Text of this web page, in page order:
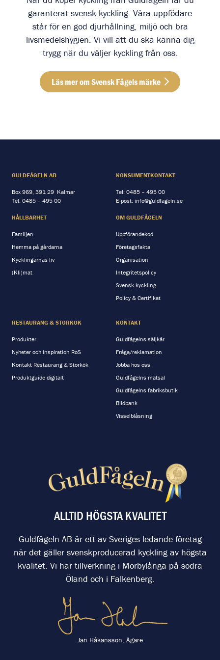
garanterat svensk kyckling. Våra uppfödare
står för en god djurhållning, miljö och bra
livsmedelshygien. Vi vill att du ska känna dig
trygg när du väljer kyckling från oss.
Läs mer om Svensk Fågels märke
Läs mer om Svensk Fågels märke
GULDFÅGELN AB
Box 969, 391 29 Kalmar
Tel. 0485 – 495 00
KONSUMENTKONTAKT
Tel: 0485 – 495 00
E-post: info@guldfageln.se
HÅLLBARHET
Familjen
Hemma på gårdarna
Kycklingarnas liv
(Kli)mat
OM GULDFÅGELN
Uppförandekod
Företagsfakta
Organisation
Integritetspolicy
Svensk kyckling
Policy & Certifikat
RESTAURANG & STORKÖK
Produkter
Nyheter och inspiration RoS
Kontakt Restaurang & Storkök
Produktguide digitalt
KONTAKT
Guldfågelns säljkår
Fråga/reklamation
Jobba hos oss
Guldfågelns matsal
Guldfågelns fabriksbutik
Bildbank
Visselblåsning
ALLTID HÖGSTA KVALITET
Guldfågeln AB är ett av Sveriges ledande företag
när det gäller svenskproducerad kyckling av högsta
kvalitet. Vi har tillverkning i Mörbylånga på södra
Öland och i Falkenberg.
Jan Håkansson, Ägare